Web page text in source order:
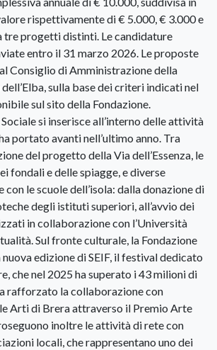
rispettivamente di € 5.000, € 3.000 e
tre progetti distinti. Le candidature
entro il 31 marzo 2026. Le proposte
Consiglio di Amministrazione della
sulla base dei criteri indicati nel
sul sito della Fondazione.
si inserisce all’interno delle attività
portato avanti nell’ultimo anno. Tra
del progetto della Via dell’Essenza, le
fondali e delle spiagge, e diverse
le scuole dell’isola: dalla donazione di
degli istituti superiori, all’avvio dei
in collaborazione con l’Università
Sul fronte culturale, la Fondazione
edizione di SEIF, il festival dedicato
che nel 2025 ha superato i 43 milioni di
rafforzato la collaborazione con
Arti di Brera attraverso il Premio Arte
inoltre le attività di rete con
locali, che rappresentano uno dei